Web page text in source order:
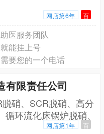
网店第6年 百
医服务团队
能挂上号
要您的一个电话
有限责任公司
硝、SCR脱硝、高分
环流化床锅炉脱硝、
网店第1年 百